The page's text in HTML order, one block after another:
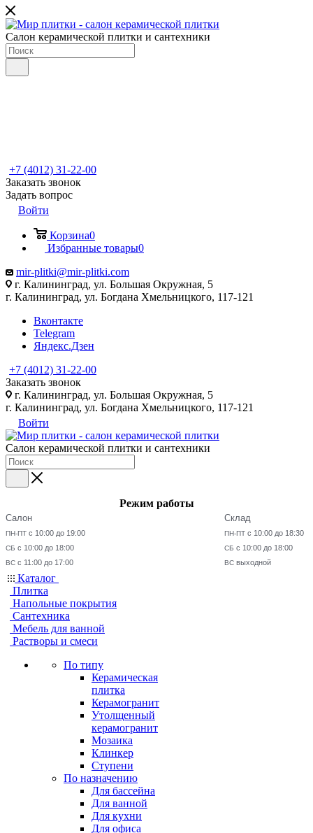
Салон керамической плитки и сантехники
+7 (4012) 31-22-00
Заказать звонок
Задать вопрос
Войти
Корзина0
Избранные товары0
mir-plitki@mir-plitki.com
г. Калининград, ул. Большая Окружная, 5
г. Калининград, ул. Богдана Хмельницкого, 117-121
Вконтакте
Telegram
Яндекс.Дзен
+7 (4012) 31-22-00
Заказать звонок
г. Калининград, ул. Большая Окружная, 5
г. Калининград, ул. Богдана Хмельницкого, 117-121
Войти
Салон керамической плитки и сантехники
Режим работы
Салон
ПН-ПТ с 10:00 до 19:00
СБ с 10:00 до 18:00
ВС с 11:00 до 17:00
Склад
ПН-ПТ с 10:00 до 18:30
СБ с 10:00 до 18:00
ВС выходной
Каталог
Плитка
Напольные покрытия
Сантехника
Мебель для ванной
Растворы и смеси
По типу
Керамическая
плитка
Керамогранит
Утолщенный
керамогранит
Мозаика
Клинкер
Ступени
По назначению
Для бассейна
Для ванной
Для кухни
Для офиса